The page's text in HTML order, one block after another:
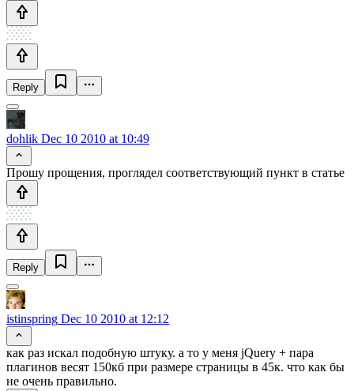
Reply
dohlik Dec 10 2010 at 10:49
Прошу прощения, проглядел соответствующий пункт в статье
Reply
istinspring Dec 10 2010 at 12:12
как раз искал подобную штуку. а то у меня jQuery + пара
плагинов весят 150кб при размере страницы в 45к. что как бы
не очень правильно.